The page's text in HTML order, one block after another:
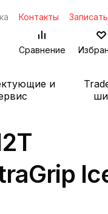
Контакты
Сравнение
и